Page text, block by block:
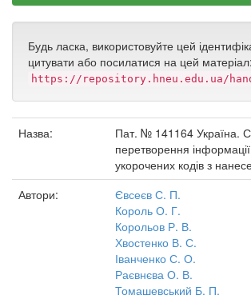
Будь ласка, використовуйте цей
цитувати або посилатися на цей матеріал:
https://repository.hneu.edu.ua/
Назва:
Пат. № 141164 Україна.
перетворення
укорочених кодів з
Автори:
Євсеєв С. П.
Король О. Г.
Корольов Р. В.
Хвостенко В. С.
Іванченко С. О.
Раєвнєва О. В.
Томашевський Б. П.